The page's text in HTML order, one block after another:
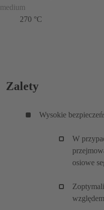
medium
270 °C
Zalety
Wysokie
W
osiowe